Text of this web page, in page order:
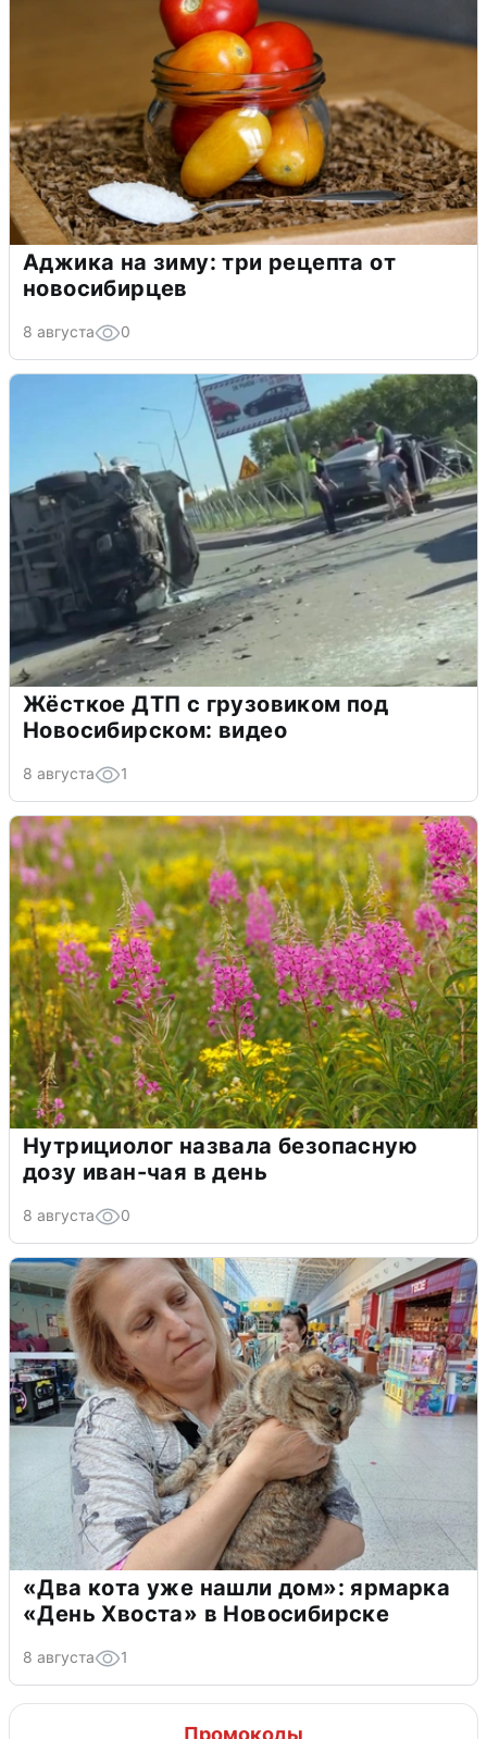
Аджика на зиму: три рецепта от
новосибирцев
8 августа 0
Жёсткое ДТП с грузовиком под
Новосибирском: видео
8 августа 1
Нутрициолог назвала безопасную
дозу иван-чая в день
8 августа 0
«Два кота уже нашли дом»: ярмарка
«День Хвоста» в Новосибирске
8 августа 1
Промокоды